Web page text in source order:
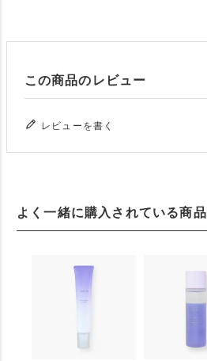
この商品のレビュー
レビューを書く
よく一緒に購入されている商品